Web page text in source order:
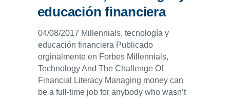
educación financiera
04/08/2017 Millennials, tecnología y
educación financiera Publicado
orginalmente en Forbes Millennials,
Technology And The Challenge Of
Financial Literacy Managing money can
be a full-time job for anybody who wasn’t